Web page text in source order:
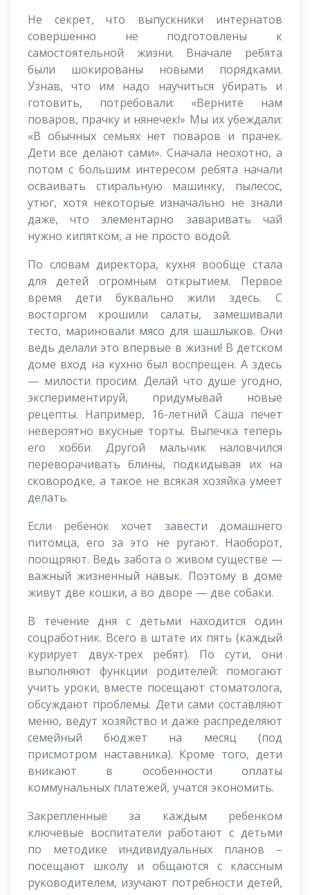
Не секрет, что выпускники интернатов
совершенно не подготовлены к
самостоятельной жизни. Вначале ребята
были шокированы новыми порядками.
Узнав, что им надо научиться убирать и
готовить, потребовали: «Верните нам
поваров, прачку и нянечек!» Мы их убеждали:
«В обычных семьях нет поваров и прачек.
Дети все делают сами». Сначала неохотно, а
потом с большим интересом ребята начали
осваивать стиральную машинку, пылесос,
утюг, хотя некоторые изначально не знали
даже, что элементарно заваривать чай
нужно кипятком, а не просто водой.
По словам директора, кухня вообще стала
для детей огромным открытием. Первое
время дети буквально жили здесь. С
восторгом крошили салаты, замешивали
тесто, мариновали мясо для шашлыков. Они
ведь делали это впервые в жизни! В детском
доме вход на кухню был воспрещен. А здесь
— милости просим. Делай что душе угодно,
экспериментируй, придумывай новые
рецепты. Например, 16-летний Саша печет
невероятно вкусные торты. Выпечка теперь
его хобби. Другой мальчик наловчился
переворачивать блины, подкидывая их на
сковородке, а такое не всякая хозяйка умеет
делать.
Если ребенок хочет завести домашнего
питомца, его за это не ругают. Наоборот,
поощряют. Ведь забота о живом существе —
важный жизненный навык. Поэтому в доме
живут две кошки, а во дворе — две собаки.
В течение дня с детьми находится один
соцработник. Всего в штате их пять (каждый
курирует двух-трех ребят). По сути, они
выполняют функции родителей: помогают
учить уроки, вместе посещают стоматолога,
обсуждают проблемы. Дети сами составляют
меню, ведут хозяйство и даже распределяют
семейный бюджет на месяц (под
присмотром наставника). Кроме того, дети
вникают в особенности оплаты
коммунальных платежей, учатся экономить.
Закрепленные за каждым ребенком
ключевые воспитатели работают с детьми
по методике индивидуальных планов –
посещают школу и общаются с классным
руководителем, изучают потребности детей,